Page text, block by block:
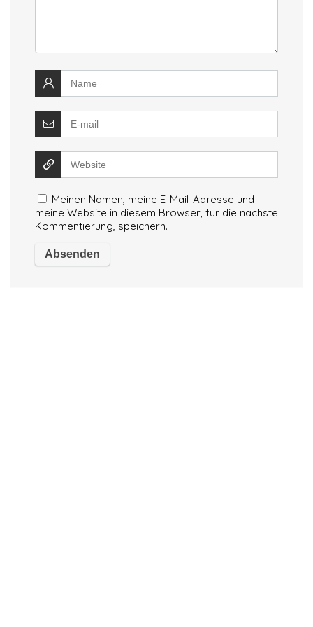
Meinen Namen, meine E-Mail-Adresse und
meine Website in diesem Browser, für die nächste
Kommentierung, speichern.